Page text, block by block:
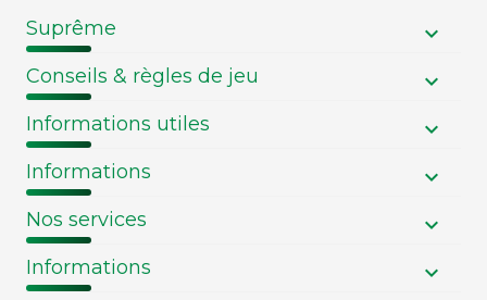
Suprême
Conseils & règles de jeu
Informations utiles
Informations
Nos services
Informations